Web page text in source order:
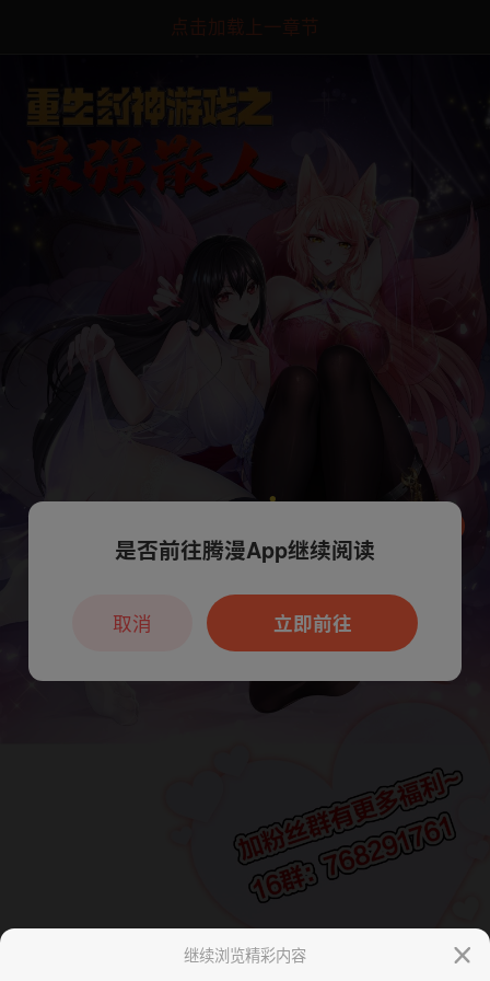
点击加载上一章节
继续浏览精彩内容
本章节仅支持App阅读，可打开App新用
户7天免费看
是否前往腾漫App继续阅读
立即前往
取消